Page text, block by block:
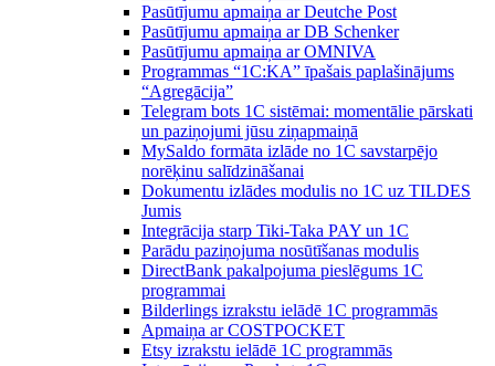
Pasūtījumu apmaiņa ar Deutche Post
Pasūtījumu apmaiņa ar DB Schenker
Pasūtījumu apmaiņa ar OMNIVA
Programmas “1C:KA” īpašais paplašinājums
“Agregācija”
Telegram bots 1C sistēmai: momentālie pārskati
un paziņojumi jūsu ziņapmaiņā
MySaldo formāta izlāde no 1C savstarpējo
norēķinu salīdzināšanai
Dokumentu izlādes modulis no 1C uz TILDES
Jumis
Integrācija starp Tiki-Taka PAY un 1C
Parādu paziņojuma nosūtīšanas modulis
DirectBank pakalpojuma pieslēgums 1C
programmai
Bilderlings izrakstu ielādē 1C programmās
Apmaiņa ar COSTPOCKET
Etsy izrakstu ielādē 1C programmās